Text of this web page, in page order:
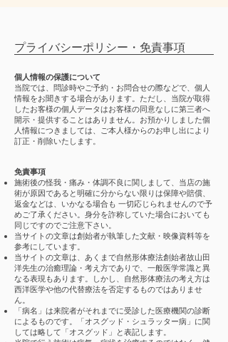
プライバシーポリシー・免責事項
個人情報の保護について
当院では、問診時やご予約・お問合せの際などで、個人
情報をお聞きする場合があります。ただし、当院が取得
したお客様の個人データはお客様の同意なしに第三者へ
開示・提供することはありません。お預かりしました個
人情報につきましては、ご本人様からのお申し出により
訂正・削除いたします。
免責事項
施術後の怪我・痛み・体調不良に関しまして、当店の施
術が原因であると明確に分からない限りは保障や賠償、
返金などは、いかなる場合も 一切応じられませんので予
めご了承ください。身分を詐称していた場合においても
同じですのでご注意下さい。
当サイトの文章は創始者が執筆した文献・映像資料等を
参考にしています。
当サイトの文章は、あくまで自然形体療法創始者故山田
洋先生の治癒理論・考え方でありで、一般医学常識と異
なる表現もあります。しかし、自然形体療法の考え方は
西洋医学や他の代替療法を否定するものではありませ
ん。
「病名」は来院者がそれまでに受診した医療機関の診断
によるものです。「オスグッド・シュラッター病」に関
しては略して「オスグッド」と表記します。